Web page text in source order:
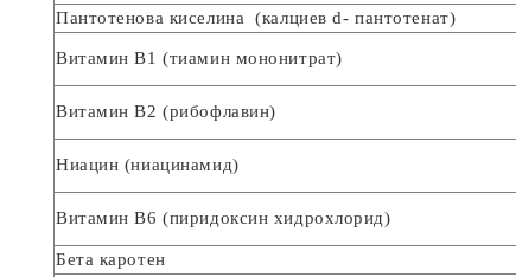
Пантотенова киселина (калциев d- пантотенат)
Витамин В1 (тиамин мононитрат)
Витамин В2 (рибофлавин)
Ниацин (ниацинамид)
Витамин В6 (пиридоксин хидрохлорид)
Бета каротен